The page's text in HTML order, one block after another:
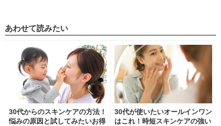
あわせて読みたい
30代からのスキンケアの方法！
悩みの原因と試してみたいお得
30代が使いたいオールインワン
はこれ！時短スキンケアの強い